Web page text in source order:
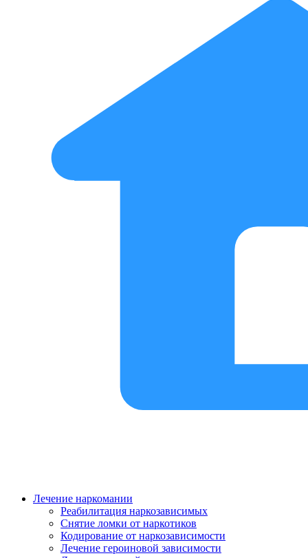
Лечение наркомании
Реабилитация наркозависимых
Снятие ломки от наркотиков
Кодирование от наркозависимости
Лечение героиновой зависимости